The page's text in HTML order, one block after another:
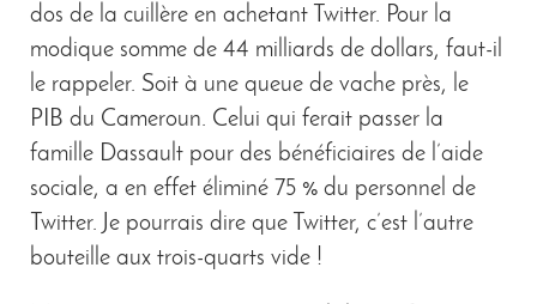
dos de la cuillère en achetant Twitter. Pour la
modique somme de 44 milliards de dollars, faut-il
le rappeler. Soit à une queue de vache près, le
PIB du Cameroun. Celui qui ferait passer la
famille Dassault pour des bénéficiaires de l’aide
sociale, a en effet éliminé 75 % du personnel de
Twitter. Je pourrais dire que Twitter, c’est l’autre
bouteille aux trois-quarts vide !